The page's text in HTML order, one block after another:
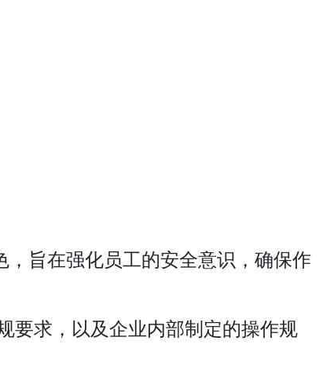
旨在强化员工的安全意识，确保作
要求，以及企业内部制定的操作规